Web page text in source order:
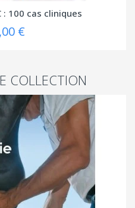
: 100 cas cliniques
€
COLLECTION